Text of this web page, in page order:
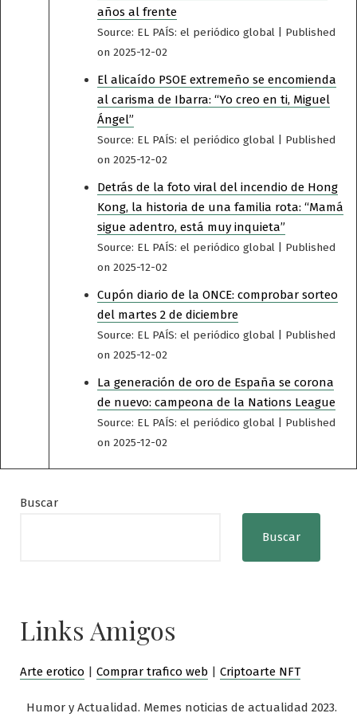
años al frente
Source: EL PAÍS: el periódico global
Published
on 2025-12-02
El alicaído PSOE extremeño se encomienda
al carisma de Ibarra: “Yo creo en ti, Miguel
Ángel”
Source: EL PAÍS: el periódico global
Published
on 2025-12-02
Detrás de la foto viral del incendio de Hong
Kong, la historia de una familia rota: “Mamá
sigue adentro, está muy inquieta”
Source: EL PAÍS: el periódico global
Published
on 2025-12-02
Cupón diario de la ONCE: comprobar sorteo
del martes 2 de diciembre
Source: EL PAÍS: el periódico global
Published
on 2025-12-02
La generación de oro de España se corona
de nuevo: campeona de la Nations League
Source: EL PAÍS: el periódico global
Published
on 2025-12-02
Buscar
Buscar
Links Amigos
Arte erotico | Comprar trafico web | Criptoarte NFT
Humor y Actualidad. Memes noticias de actualidad 2023.